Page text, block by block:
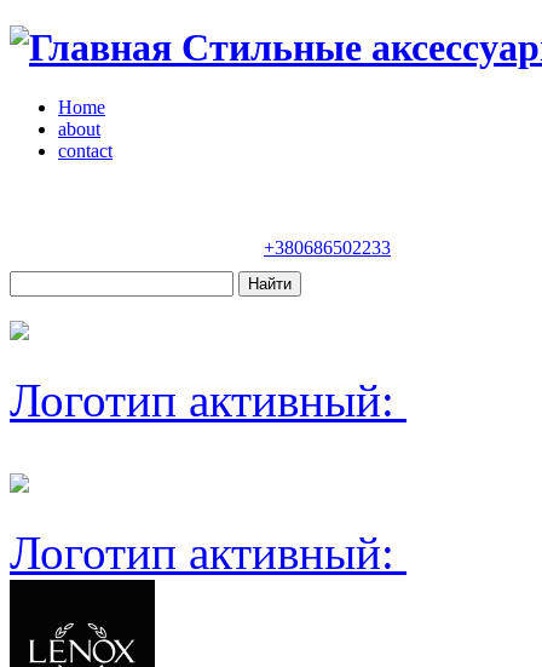
Стильные
Home
about
contact
+380686502233
Логотип активный:
Логотип активный: